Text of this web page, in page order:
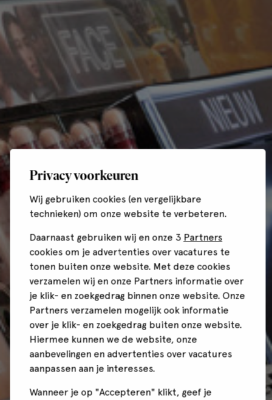
Privacy voorkeuren
Wij gebruiken cookies (en vergelijkbare
technieken) om onze website te verbeteren.
Daarnaast gebruiken wij en onze 3 Partners
cookies om je advertenties over vacatures te
tonen buiten onze website. Met deze cookies
verzamelen wij en onze Partners informatie over
je klik- en zoekgedrag binnen onze website. Onze
Partners verzamelen mogelijk ook informatie
over je klik- en zoekgedrag buiten onze website.
Hiermee kunnen we de website, onze
aanbevelingen en advertenties over vacatures
aanpassen aan je interesses.
Wanneer je op "Accepteren" klikt, geef je